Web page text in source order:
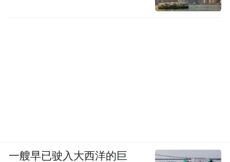
一艘早已驶入大西洋的巨